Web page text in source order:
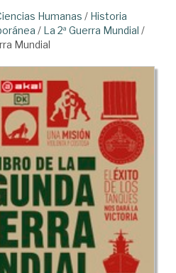
Humanas / Historia
/ La 2ª Guerra Mundial /
Mundial